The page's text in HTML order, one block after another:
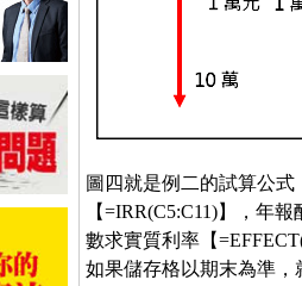
圖四就是例二的試算公
【=IRR(C5:C11)】，年
數求實質利率【
如果儲存格以期末為準，